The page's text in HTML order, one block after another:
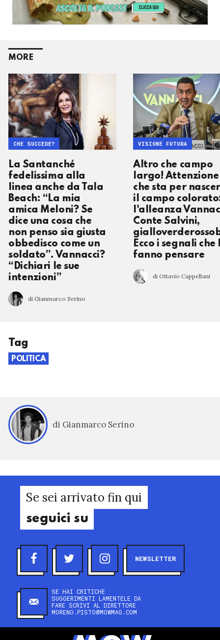
MORE
La Santanché
fedelissima alla
linea anche da Tala
Beach: “La mia
amica Meloni? Se
dice una cosa che
non penso sia giusta
obbedisco come un
soldato”. Vannacci?
“Dichiari le sue
intenzioni”
di Gianmarco Serino
CHE SUCCEDE?
Altro che campo
largo! Attenzione
che sta per
il campo
l'alleanza
Conte Salvini,
Ecco i segnali che
fanno pensare
di Ottavio Cappellani
VISIONE FUTURA
Tag
POLITICA
di Gianmarco Serino
Se sei arrivato fin qui
seguici su
NEWSLETTER
SE HAI CRITICHE
SUGGERIMENTI LAMENTELE DA
FARE SCRIVI AL DIRETTORE
MORENO.PISTO@MOWMAG.COM